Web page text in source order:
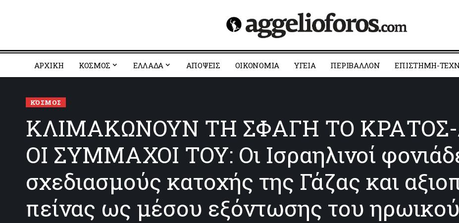
ΑΡΧΙΚΗ ΚΟΣΜΟΣ EΛΛΑΔΑ ΑΠΟΨΕΙΣ ΟΙΚΟΝΟΜΙΑ YΓΕΙΑ ΠΕΡΙΒΑΛΛΟΝ ΕΠΙΣΤΗΜΗ-
ΚΌΣΜΟΣ
ΚΛΙΜΑΚΩΝΟΥΝ ΤΗ ΣΦΑΓΗ ΤΟ
ΟΙ ΣΥΜΜΑΧΟΙ ΤΟΥ: Οι Ισραηλινοί
σχεδιασμούς κατοχής της Γάζας και
πείνας ως μέσου εξόντωσης του